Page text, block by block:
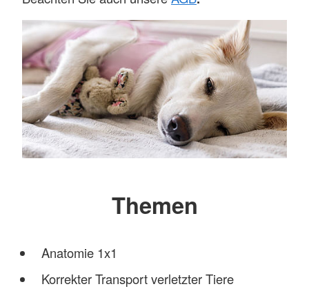
Themen
Anatomie 1x1
Korrekter Transport verletzter Tiere